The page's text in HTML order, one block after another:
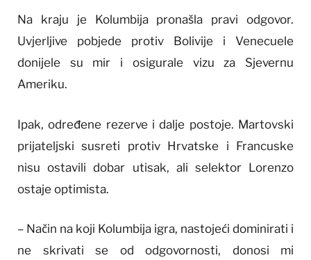
Na kraju je Kolumbija pronašla pravi odgovor.
Uvjerljive pobjede protiv Bolivije i Venecuele
donijele su mir i osigurale vizu za Sjevernu
Ameriku.
Ipak, određene rezerve i dalje postoje. Martovski
prijateljski susreti protiv Hrvatske i Francuske
nisu ostavili dobar utisak, ali selektor Lorenzo
ostaje optimista.
– Način na koji Kolumbija igra, nastojeći dominirati i
ne skrivati se od odgovornosti, donosi mi